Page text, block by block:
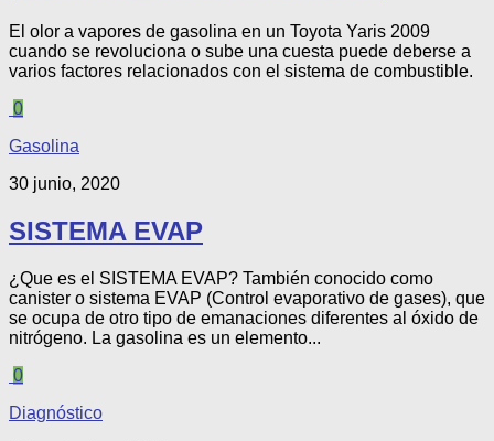
El olor a vapores de gasolina en un Toyota Yaris 2009
cuando se revoluciona o sube una cuesta puede deberse a
varios factores relacionados con el sistema de combustible.
0
Gasolina
30 junio, 2020
SISTEMA EVAP
¿Que es el SISTEMA EVAP? También conocido como
canister o sistema EVAP (Control evaporativo de gases), que
se ocupa de otro tipo de emanaciones diferentes al óxido de
nitrógeno. La gasolina es un elemento...
0
Diagnóstico